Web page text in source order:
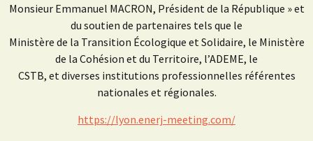
Monsieur Emmanuel MACRON, Président de la République » et
du soutien de partenaires tels que le
Ministère de la Transition Écologique et Solidaire, le Ministère
de la Cohésion et du Territoire, l’ADEME, le
CSTB, et diverses institutions professionnelles référentes
nationales et régionales.
https://lyon.enerj-meeting.com/